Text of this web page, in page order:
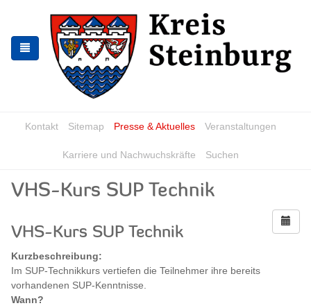
springen
springen
Kontakt Sitemap Presse & Aktuelles Veranstaltungen
Karriere und Nachwuchskräfte Suchen
VHS-Kurs SUP Technik
VHS-Kurs SUP Technik
Kurzbeschreibung:
Im SUP-Technikkurs vertiefen die Teilnehmer ihre bereits
vorhandenen SUP-Kenntnisse.
Wann?